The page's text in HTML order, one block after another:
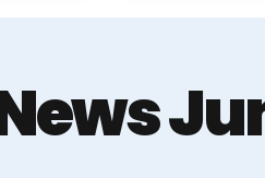
se han
controlar